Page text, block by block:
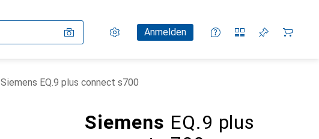
Einstellungen
KundenkontoAnmelden
Vergleichslisten
Merklisten
Warenkorb
Siemens EQ.9 plus connect s700
Siemens EQ.9 plus